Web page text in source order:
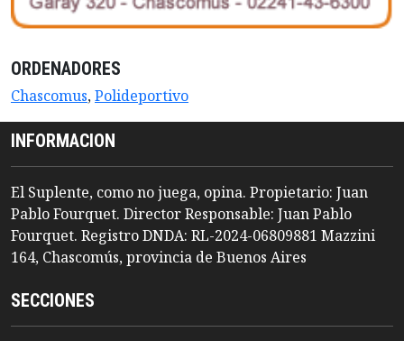
ORDENADORES
Chascomus,Polideportivo
INFORMACION
El Suplente, como no juega, opina. Propietario: Juan
Pablo Fourquet. Director Responsable: Juan Pablo
Fourquet. Registro DNDA: RL-2024-06809881 Mazzini
164, Chascomús, provincia de Buenos Aires
SECCIONES